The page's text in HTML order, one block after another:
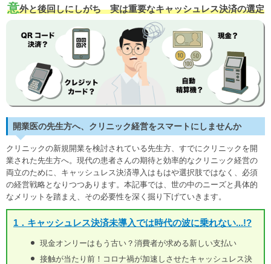
意外と後回しにしがち 実は重要なキャッシュレス決済の選定
開業医の先生方へ、クリニック経営をスマートにしませんか
クリニックの新規開業を検討されている先生方、すでにクリニックを開
業された先生方へ。現代の患者さんの期待と効率的なクリニック経営の
両立のために、キャッシュレス決済導入はもはや選択肢ではなく、必須
の経営戦略となりつつあります。本記事では、世の中のニーズと具体的
なメリットを踏まえ、その必要性を深く掘り下げていきます。
1．キャッシュレス決済未導入では時代の波に乗れない...!?
現金オンリーはもう古い？消費者が求める新しい支払い
接触が当たり前！コロナ禍が加速しさせたキャッシュレス決